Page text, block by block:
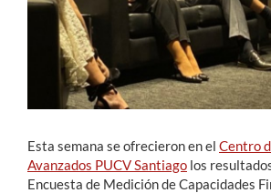
Funcionarios
Alumni
Esta semana se ofrecieron en el Centro
Avanzados PUCV Santiago los
Encuesta de Medición de Capacidades